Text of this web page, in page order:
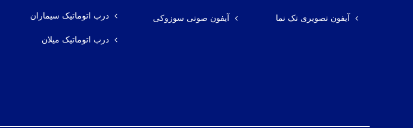
آیفون تصویری تک نما آیفون صوتی سوزوکی درب اتوماتیک سیماران
درب اتوماتیک میلان